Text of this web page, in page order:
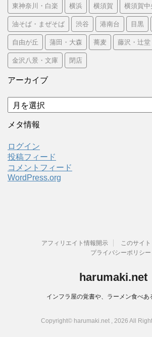
東神奈川・白楽 横浜 横須賀 横須賀中
油そば・まぜそば 渋谷 港南台 目黒
自由が丘 蒲田・大森 蕎麦 藤沢・辻堂
金沢八景・文庫 閉店
アーカイブ
ア
ー
カ
ブ
メタ情報
ログイン
投稿フィード
コメントフィード
WordPress.org
アフィリエイト情報開示 このサイト
プライバシーポリシー
harumaki.net
インフラ屋の覚書や、ラーメン食べあ
Copyright© harumaki.net , 2026 All